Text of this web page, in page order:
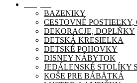
BAZENIKY
CESTOVNÉ
DEKORACJE, DOPLŇKY
DETSKÁ KRESIELKA
DETSKÉ POHOVKY
DISNEY NÁBYTOK
JEDÁLENSKÉ STOLÍKY
KOŠE PRE BÁBÄTKÁ